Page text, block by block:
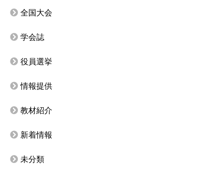
全国大会
学会誌
役員選挙
情報提供
教材紹介
新着情報
未分類